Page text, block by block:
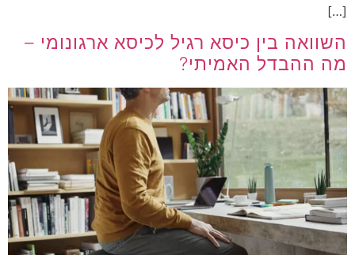
[…]
השוואה בין כיסא רגיל לכיסא ארגונומי –
מה ההבדל האמיתי?